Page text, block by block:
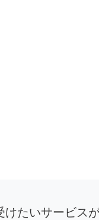
けたいサービス